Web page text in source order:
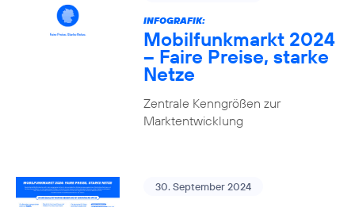
INFOGRAFIK:
Mobilfunkmarkt 2024
– Faire Preise, starke
Netze
Zentrale Kenngrößen zur
Marktentwicklung
30. September 2024